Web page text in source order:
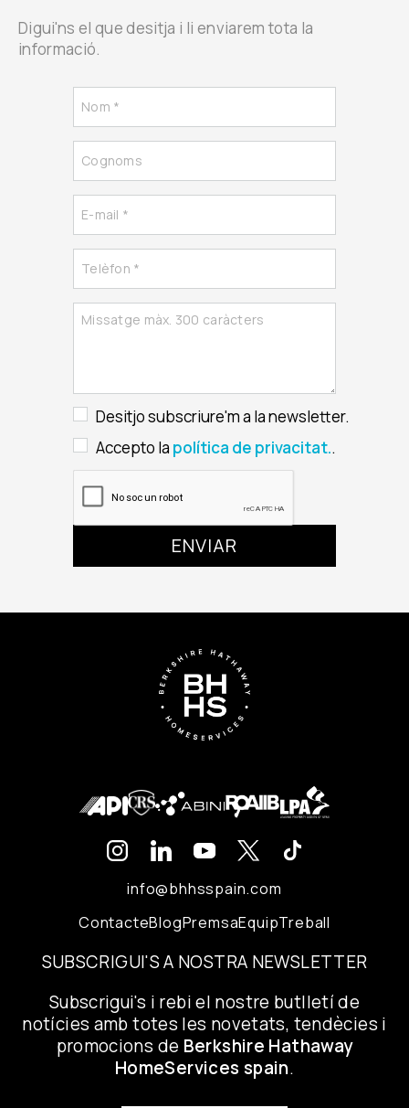
Digui'ns el que desitja i li enviarem tota la
informació.
Desitjo subscriure'm a la newsletter.
Accepto la política de privacitat..
info@bhhsspain.com
ContacteBlogPremsaEquipTreball
SUBSCRIGUI'S A NOSTRA NEWSLETTER
Subscrigui's i rebi el nostre butlletí de
notícies amb totes les novetats, tendècies i
promocions de Berkshire Hathaway
HomeServices spain.